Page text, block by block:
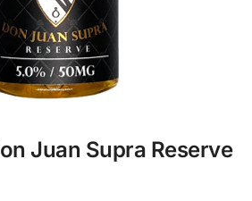
Juan Supra Reserve